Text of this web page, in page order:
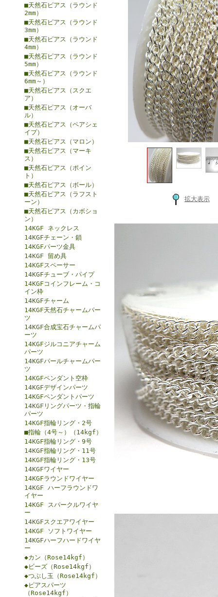
■天然石ピアス（ラウンド
2mm）
■天然石ピアス（ラウンド
3mm）
■天然石ピアス（ラウンド
4mm）
■天然石ピアス（ラウンド
5mm）
■天然石ピアス（ラウンド
6mm～）
■天然石ピアス（スクエ
ア）
■天然石ピアス（オーバ
ル）
■天然石ピアス（ペアシェ
イプ）
■天然石ピアス（マロン）
■天然石ピアス（マーキ
ス）
■天然石ピアス（ポイン
ト）
■天然石ピアス（ボール）
■天然石ピアス（ラフスト
ーン）
■天然石ピアス（カボショ
ン）
14KGF ネックレス
14KGFチェーン・鎖
14KGFパーツ金具
14KGF 留め具
14KGFスペーサー
14KGFチューブ・パイプ
14KGFコインフレーム・コ
イン枠
14KGFチャーム
14KGF天然石チャームパー
ツ
14KGF合成宝石チャームパ
ーツ
14KGFジルコニアチャーム
パーツ
14KGFパールチャームパー
ツ
14KGFペンダント空枠
14KGFデザインパーツ
14KGFペンダントパーツ
14KGFリングパーツ・指輪
パーツ
14KGF指輪リング・2号
■指輪（4号～）（14kgf）
14KGF指輪リング・9号
14KGF指輪リング・11号
14KGF指輪リング・13号
14KGFワイヤー
14KGFラウンドワイヤー
14KGF ハーフラウンドワ
イヤー
14KGF スパークルワイヤ
ー
14KGFスクエアワイヤー
14KGF ソフトワイヤー
14KGFハーフハードワイヤ
ー
◆カン（Rose14kgf）
◆ビーズ（Rose14kgf）
◆つぶし玉（Rose14kgf）
◆ピアスパーツ
（Rose14kgf）
拡大表示